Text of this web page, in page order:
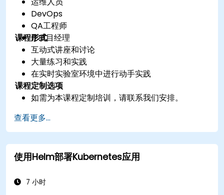
DevOps
QA工程师
IT项目经理
课程形式
互动式讲座和讨论
大量练习和实践
在实时实验室环境中进行动手实践
课程定制选项
如需为本课程定制培训，请联系我们安排。
查看更多...
使用Helm部署Kubernetes应用
7 小时